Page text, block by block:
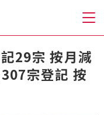
29宗 按月減
宗登記 按